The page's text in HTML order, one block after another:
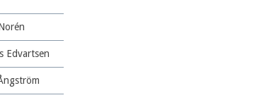
Edvartsen